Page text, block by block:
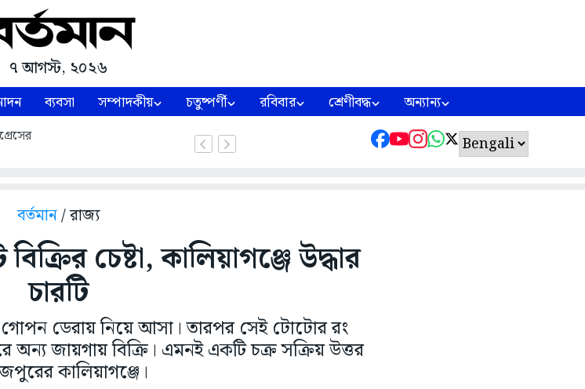
৭ আগস্ট, ২০২৬
ব্যবসা সম্পাদকীয় চতুষ্পর্ণী রবিবার শ্রেণীবদ্ধ অন্যান্য
বর্তমান/ রাজ্য
চেষ্টা, কালিয়াগঞ্জে উদ্ধার
চারটি
গোপন ডেরায় নিয়ে আসা। তারপর সেই টোটোর রং
জায়গায় বিক্রি। এমনই একটি চক্র সক্রিয় উত্তর
কালিয়াগঞ্জে।